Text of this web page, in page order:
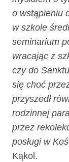
o wstąpieniu
w szkole
seminarium
wracając z
czy do
się choć
przyszedł
rodzinnej
przez
posługi w
Kąkol.